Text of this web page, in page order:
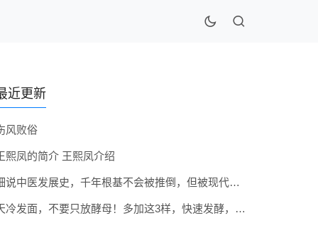
近更新
风败俗
熙凤的简介 王熙凤介绍
细说中医发展史，千年根基不会被推倒，但被现代医疗模式堵住出路
天冷发面，不要只放酵母！多加这3样，快速发酵，蓬松香软弹性十足